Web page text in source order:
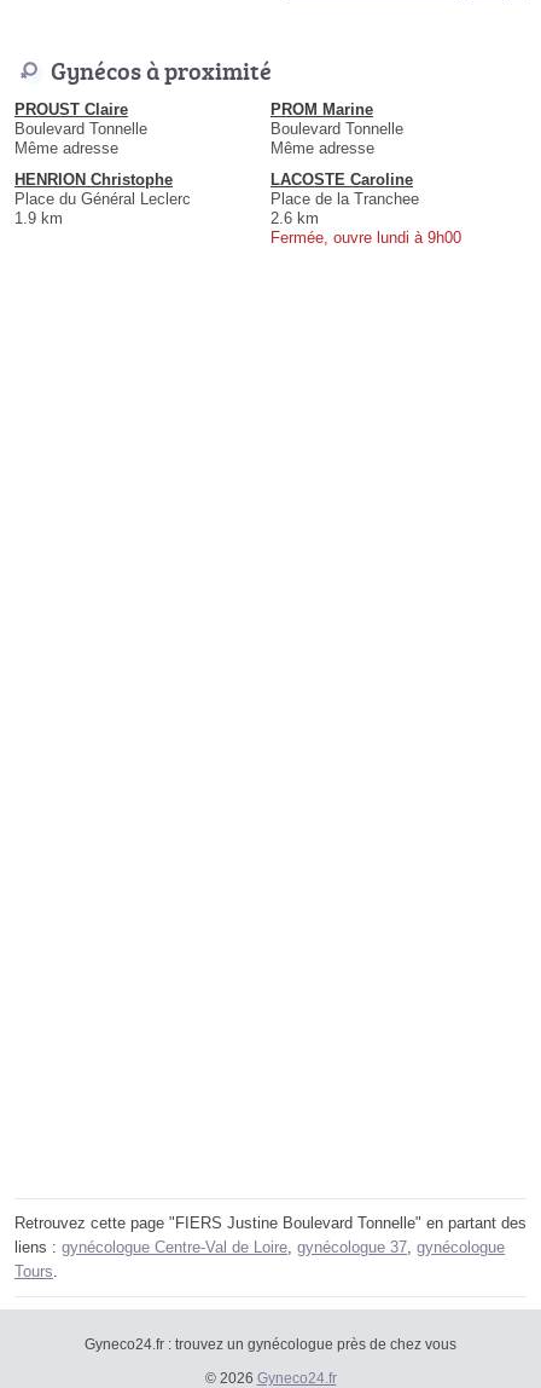
Gynécos à proximité
PROUST Claire
Boulevard Tonnelle
Même adresse
PROM Marine
Boulevard Tonnelle
Même adresse
HENRION Christophe
Place du Général Leclerc
1.9 km
LACOSTE Caroline
Place de la Tranchee
2.6 km
Fermée, ouvre lundi à 9h00
Retrouvez cette page "FIERS Justine Boulevard Tonnelle" en partant des
liens : gynécologue Centre-Val de Loire, gynécologue 37, gynécologue
Tours.
Gyneco24.fr : trouvez un gynécologue près de chez vous
© 2026 Gyneco24.fr